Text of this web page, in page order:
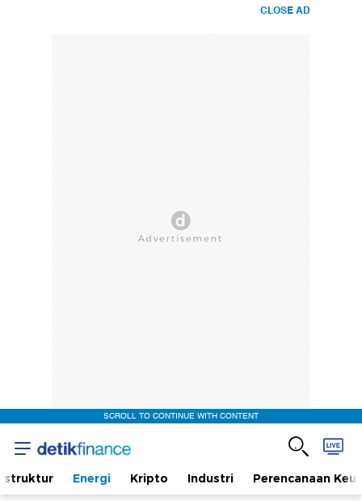
CLOSE AD
SCROLL TO CONTINUE WITH CONTENT
Energi Kripto Industri Perencanaan